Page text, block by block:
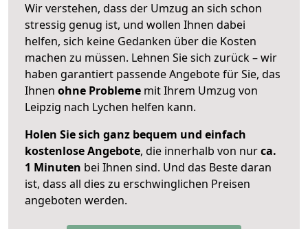
Wir verstehen, dass der Umzug an sich schon
stressig genug ist, und wollen Ihnen dabei
helfen, sich keine Gedanken über die Kosten
machen zu müssen. Lehnen Sie sich zurück – wir
haben garantiert passende Angebote für Sie, das
Ihnen ohne Probleme mit Ihrem Umzug von
Leipzig nach Lychen helfen kann.
Holen Sie sich ganz bequem und einfach
kostenlose Angebote, die innerhalb von nurca.
1 Minuten bei Ihnen sind. Und das Beste daran
ist, dass all dies zu erschwinglichen Preisen
angeboten werden.